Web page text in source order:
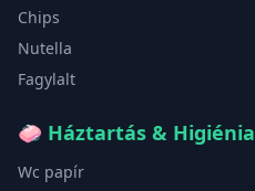
Chips
Nutella
Fagylalt
🧼 Háztartás & Higiénia
Wc papír